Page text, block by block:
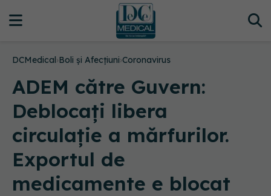
DCMedical›Boli și Afecțiuni›Coronavirus
ADEM către Guvern:
Deblocați libera
circulație a mărfurilor.
Exportul de
medicamente e blocat